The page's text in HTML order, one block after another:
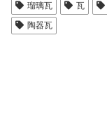
瑠璃瓦
瓦
陶器瓦